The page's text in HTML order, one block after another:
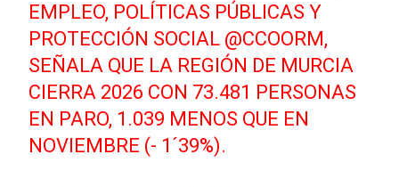
EMPLEO, POLÍTICAS PÚBLICAS Y
PROTECCIÓN SOCIAL @CCOORM ,
SEÑALA QUE LA REGIÓN DE MURCIA
CIERRA 2026 CON 73.481 PERSONAS
EN PARO, 1.039 MENOS QUE EN
NOVIEMBRE (- 1´39%).